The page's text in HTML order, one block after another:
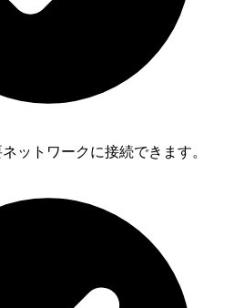
ットワークに接続できます。